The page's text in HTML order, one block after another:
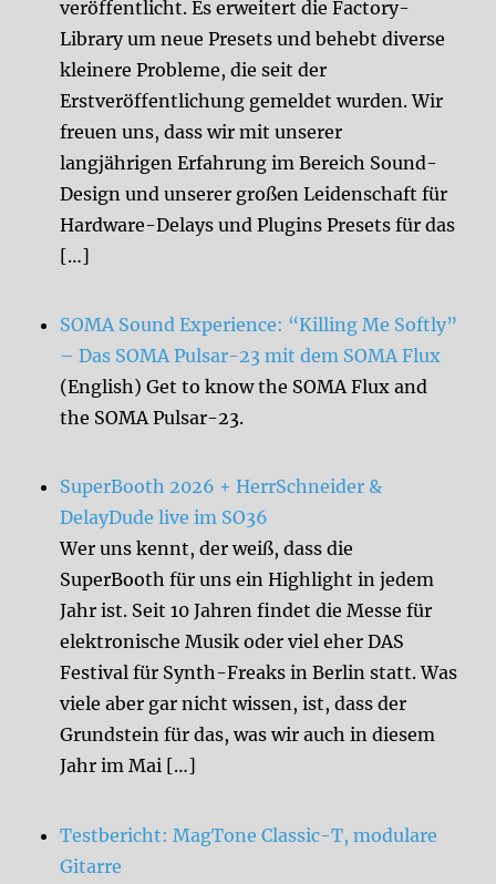
veröffentlicht. Es erweitert die Factory-
Library um neue Presets und behebt diverse
kleinere Probleme, die seit der
Erstveröffentlichung gemeldet wurden. Wir
freuen uns, dass wir mit unserer
langjährigen Erfahrung im Bereich Sound-
Design und unserer großen Leidenschaft für
Hardware-Delays und Plugins Presets für das
[…]
SOMA Sound Experience: “Killing Me Softly”
– Das SOMA Pulsar-23 mit dem SOMA Flux
(English) Get to know the SOMA Flux and
the SOMA Pulsar-23.
SuperBooth 2026 + HerrSchneider &
DelayDude live im SO36
Wer uns kennt, der weiß, dass die
SuperBooth für uns ein Highlight in jedem
Jahr ist. Seit 10 Jahren findet die Messe für
elektronische Musik oder viel eher DAS
Festival für Synth-Freaks in Berlin statt. Was
viele aber gar nicht wissen, ist, dass der
Grundstein für das, was wir auch in diesem
Jahr im Mai […]
Testbericht: MagTone Classic-T, modulare
Gitarre